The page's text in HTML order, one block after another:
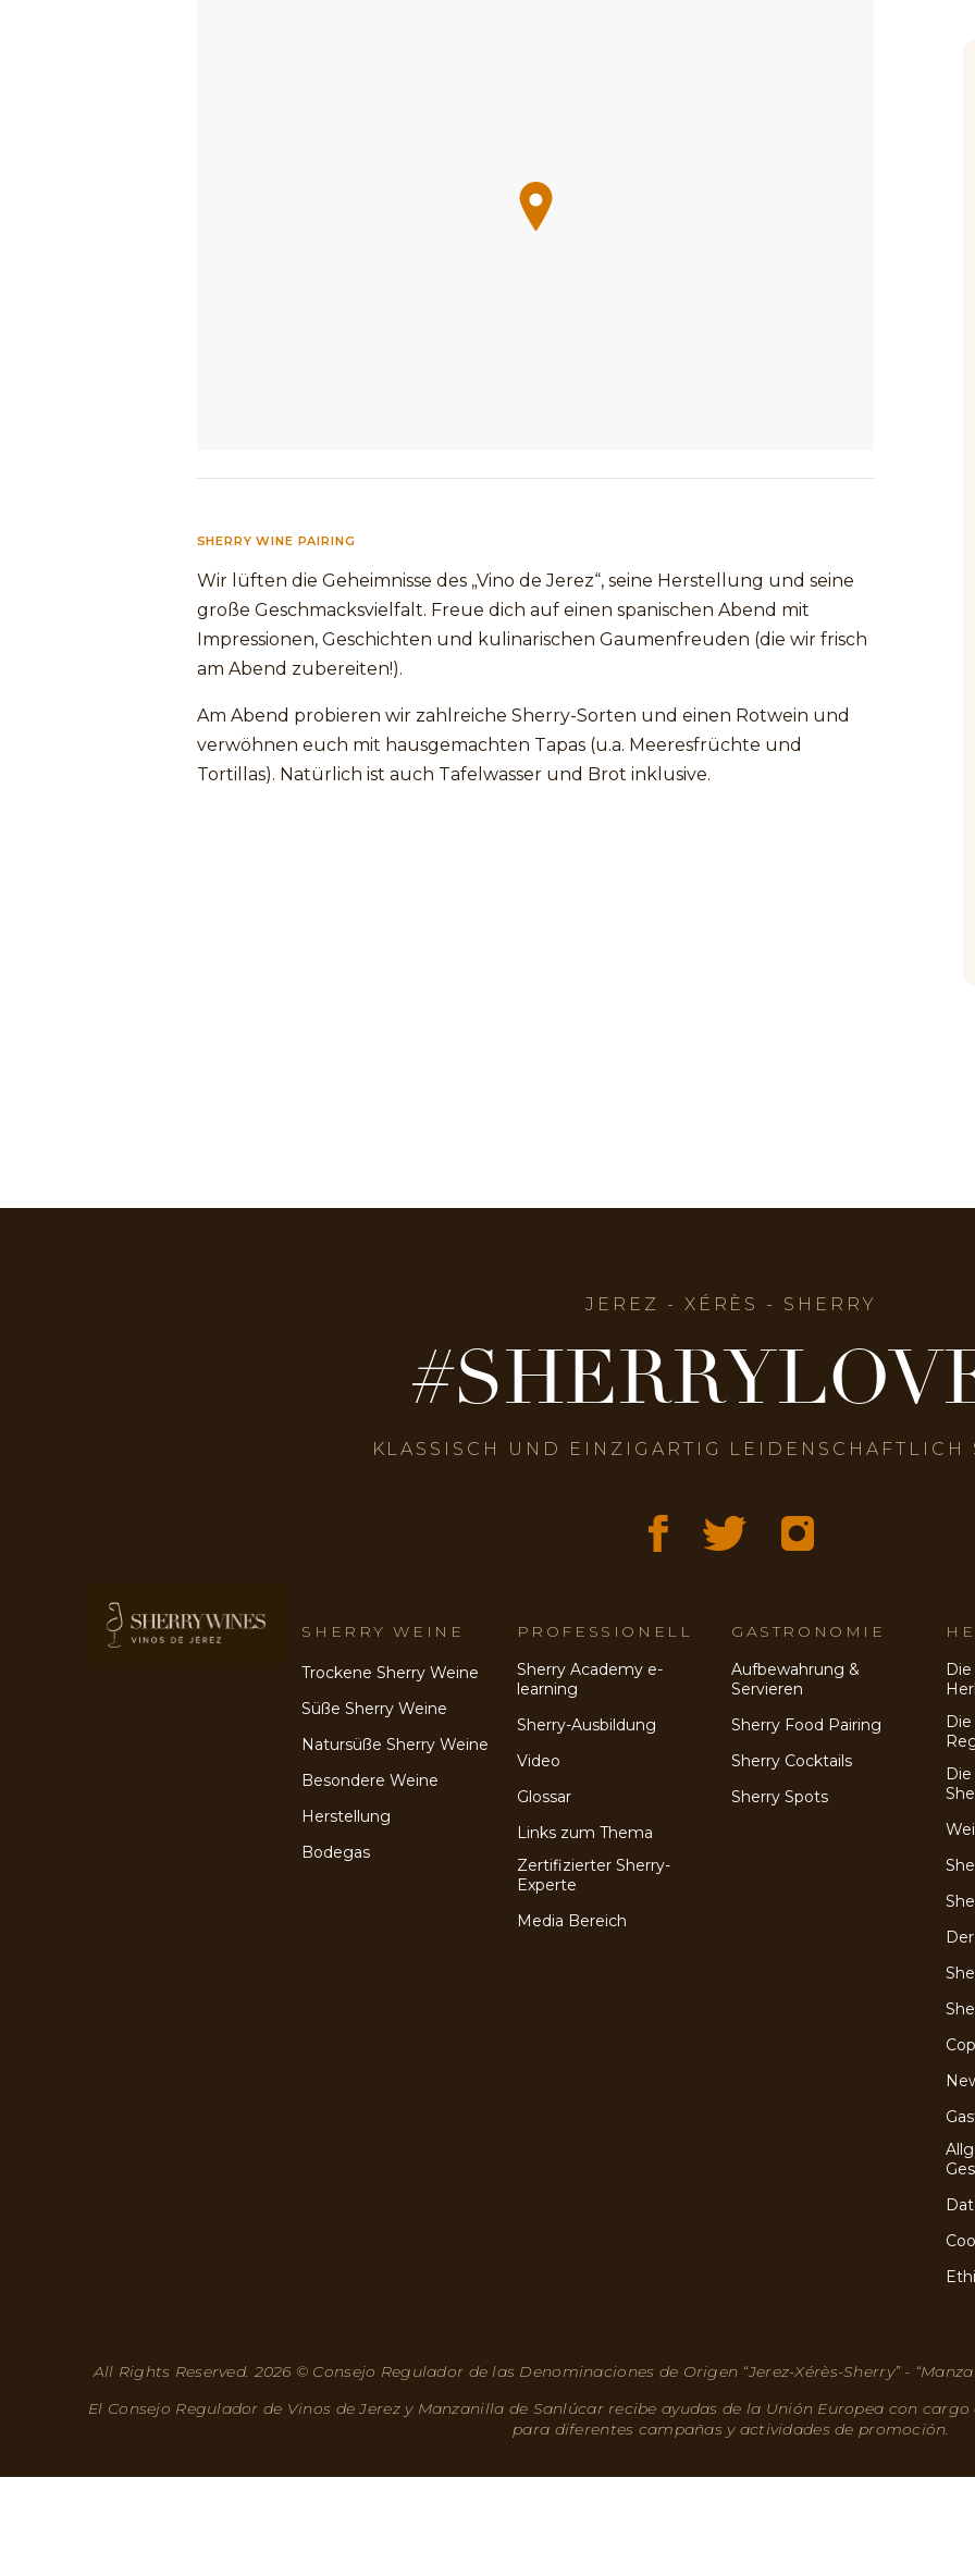
SHERRY WINE PAIRING
Wir lüften die Geheimnisse des „Vino de Jerez“, seine Herstellung und seine
große Geschmacksvielfalt. Freue dich auf einen spanischen Abend mit
Impressionen, Geschichten und kulinarischen Gaumenfreuden (die wir frisch
am Abend zubereiten!).
Am Abend probieren wir zahlreiche Sherry-Sorten und einen Rotwein und
verwöhnen euch mit hausgemachten Tapas (u.a. Meeresfrüchte und
Tortillas). Natürlich ist auch Tafelwasser und Brot inklusive.
JEREZ - XÉRÈS - SHERRY
KLASSISCH UND EINZIGARTIG LEIDENSCHAFTLICH
SHERRY WEINE
Trockene Sherry Weine
Süße Sherry Weine
Natursüße Sherry Weine
Besondere Weine
Herstellung
Bodegas
PROFESSIONELL
Sherry Academy e-
learning
Sherry-Ausbildung
Video
Glossar
Links zum Thema
Zertifizierter Sherry-
Experte
Media Bereich
GASTRONOMIE
Aufbewahrung &
Servieren
Sherry Food Pairing
Sherry Cocktails
Sherry Spots
Die
All Rights Reserved. 2026 © Consejo Regulador de las Denominaciones de Origen “Jerez-Xérès-Sherry” -
El Consejo Regulador de Vinos de Jerez y Manzanilla de Sanlúcar recibe ayudas de la Unión Europea con
para diferentes campañas y actividades de promoción.